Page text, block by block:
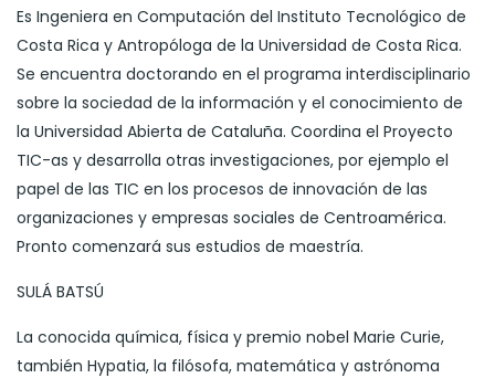
Es Ingeniera en Computación del Instituto Tecnológico de
Costa Rica y Antropóloga de la Universidad de Costa Rica.
Se encuentra doctorando en el programa interdisciplinario
sobre la sociedad de la información y el conocimiento de
la Universidad Abierta de Cataluña. Coordina el Proyecto
TIC-as y desarrolla otras investigaciones, por ejemplo el
papel de las TIC en los procesos de innovación de las
organizaciones y empresas sociales de Centroamérica.
Pronto comenzará sus estudios de maestría.
SULÁ BATSÚ
La conocida química, física y premio nobel Marie Curie,
también Hypatia, la filósofa, matemática y astrónoma